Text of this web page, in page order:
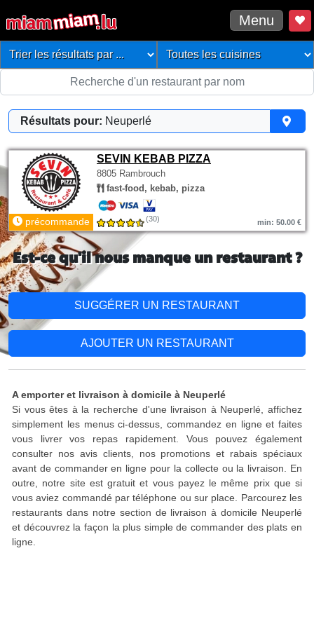
Menu
Résultats pour: Neuperlé
SEVIN KEBAB PIZZA
8805 Rambrouch
fast-food, kebab, pizza
précommande (30) min: 50.00 €
Est-ce qu'il nous manque un restaurant ?
SUGGÉRER UN RESTAURANT
AJOUTER UN RESTAURANT
A emporter et livraison à domicile à Neuperlé
Si vous êtes à la recherche d'une livraison à Neuperlé, affichez
simplement les menus ci-dessus, commandez en ligne et faites
vous livrer vos repas rapidement. Vous pouvez également
consulter nos avis clients, nos promotions et rabais spéciaux
avant de commander en ligne pour la collecte ou la livraison. En
outre, notre site est gratuit et vous payez le même prix que si
vous aviez commandé par téléphone ou sur place. Parcourez les
restaurants dans notre section de livraison à domicile Neuperlé
et découvrez la façon la plus simple de commander des plats en
ligne.